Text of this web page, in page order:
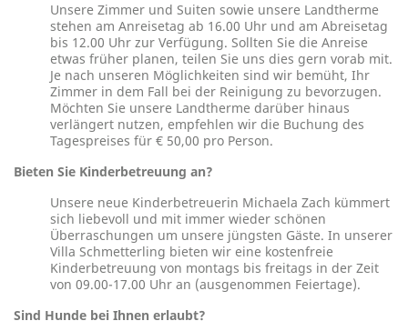
Unsere Zimmer und Suiten sowie unsere Landtherme
stehen am Anreisetag ab 16.00 Uhr und am Abreisetag
bis 12.00 Uhr zur Verfügung. Sollten Sie die Anreise
etwas früher planen, teilen Sie uns dies gern vorab mit.
Je nach unseren Möglichkeiten sind wir bemüht, Ihr
Zimmer in dem Fall bei der Reinigung zu bevorzugen.
Möchten Sie unsere Landtherme darüber hinaus
verlängert nutzen, empfehlen wir die Buchung des
Tagespreises für € 50,00 pro Person.
Bieten Sie Kinderbetreuung an?
Unsere neue Kinderbetreuerin Michaela Zach kümmert
sich liebevoll und mit immer wieder schönen
Überraschungen um unsere jüngsten Gäste. In unserer
Villa Schmetterling bieten wir eine kostenfreie
Kinderbetreuung von montags bis freitags in der Zeit
von 09.00-17.00 Uhr an (ausgenommen Feiertage).
Sind Hunde bei Ihnen erlaubt?